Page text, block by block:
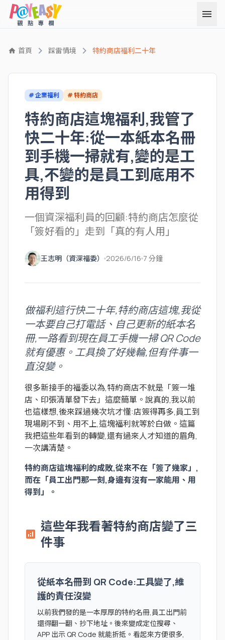
menu
home 首頁 chevron_right 踩雷情境 chevron_right 特約商店福利二十年
# 企業福利 # 特約商店
特約商店這塊福利,我管了
快二十年:從一本紙本名冊
到手機一掃就有,變的是工
具,不變的是員工到底用不
用得到
一個資深福利員的回顧:特約商店怎麼從
「簽好看的」走到「真的有人用」
王志明（資深福委） 2026/6/16 7 分鐘
做福利這行快二十年,特約商店這塊,我從
一本要自己打電話、自己更新的紙本名
冊,一路看到現在員工手機一掃 QR Code
就有優惠。工具換了好幾輪,但有件事一
直沒變。
很多新接手的福委以為,特約商店不就是「簽一堆
店、印張清單發下去」這麼簡單。說真的,我以前
也這樣想,後來踩過幾次坑才懂:店簽得再多,員工到
現場刷不到、用不上,這塊福利就等於白做。這篇
我把這些年看到的轉變,還有過來人才知道的眉角,
一次講清楚。
特約商店這塊福利的成敗,從來不在「簽了幾家」,
而在「員工出門那一刻,身邊有沒有一家能用、用
得到」。
analytics 這些年我看著特約商店變了三
件事
從紙本名冊到 QR Code:工具變了,維
護的責任沒變
以前我們發的是一本厚厚的特約名冊,員工出門前
還得翻一翻、抄下地址。後來變成定位搜尋、
APP 出示 QR Code 就能折抵。看起來方便很多,